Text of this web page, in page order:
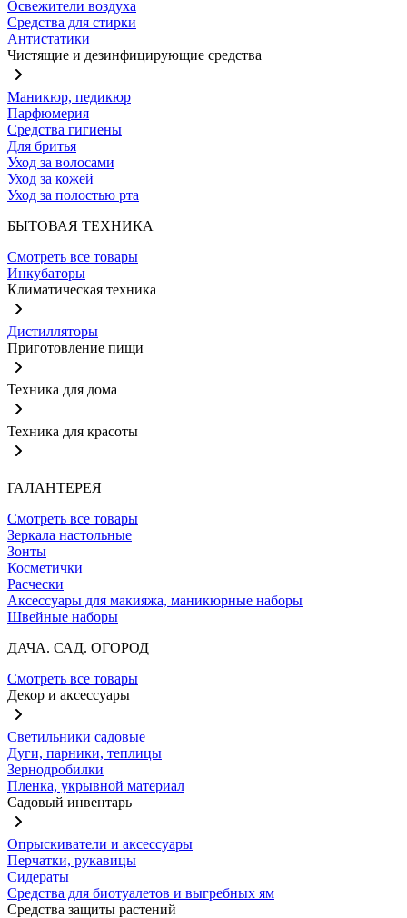
Освежители воздуха
Средства для стирки
Антистатики
Чистящие и дезинфицирующие средства
Маникюр, педикюр
Парфюмерия
Средства гигиены
Для бритья
Уход за волосами
Уход за кожей
Уход за полостью рта
БЫТОВАЯ ТЕХНИКА
Смотреть все товары
Инкубаторы
Климатическая техника
Дистилляторы
Приготовление пищи
Техника для дома
Техника для красоты
ГАЛАНТЕРЕЯ
Смотреть все товары
Зеркала настольные
Зонты
Косметички
Расчески
Аксессуары для макияжа, маникюрные наборы
Швейные наборы
ДАЧА. САД. ОГОРОД
Смотреть все товары
Декор и аксессуары
Светильники садовые
Дуги, парники, теплицы
Зернодробилки
Пленка, укрывной материал
Садовый инвентарь
Опрыскиватели и аксессуары
Перчатки, рукавицы
Сидераты
Средства для биотуалетов и выгребных ям
Средства защиты растений